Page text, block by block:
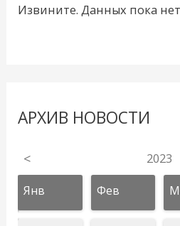
Извините. Данных пока
АРХИВ НОВОСТИ
< 2023
Янв Фев